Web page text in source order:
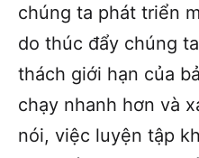
chúng ta phát triển
do thúc đẩy chúng
thách giới hạn của
chạy nhanh hơn và
nói, việc luyện tập